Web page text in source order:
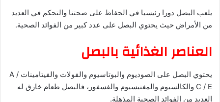
يلعب البصل دورا رئيسيا في الحفاظ على صحتنا والتحكم في العديد
من الأمراض حيث يحتوي البصل على عدد كبير من الفوائد الصحية.
العناصر الغذائية بالبصل
يحتوي البصل على الصوديوم والبوتاسيوم والفولات والفيتامينات A /
C / E والكالسيوم والمغنيسيوم والفسفور، فالبصل طعام خارق له
العديد من الفوائد الصحية المذهلة.